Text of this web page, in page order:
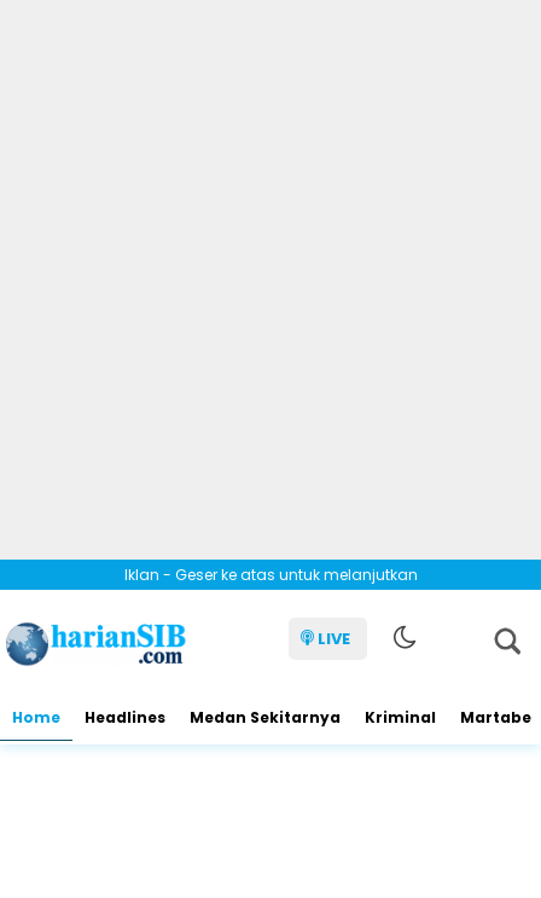
Iklan - Geser ke atas untuk melanjutkan
LIVE
Home Headlines Medan Sekitarnya Kriminal Martabe